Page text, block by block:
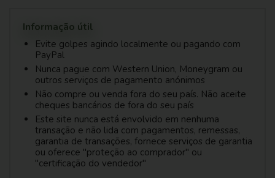
Informação útil
Evite golpes agindo localmente ou pagando com
PayPal
Nunca pague com Western Union, Moneygram ou
outros serviços de pagamento anónimos
Não compre ou venda fora do seu país. Não aceite
cheques bancários de fora do seu país
Este site nunca está envolvido em nenhuma
transação e não lida com pagamentos, remessas,
garantia de transações, fornece serviços de garantia
ou oferece "proteção ao comprador" ou
"certificação do vendedor"